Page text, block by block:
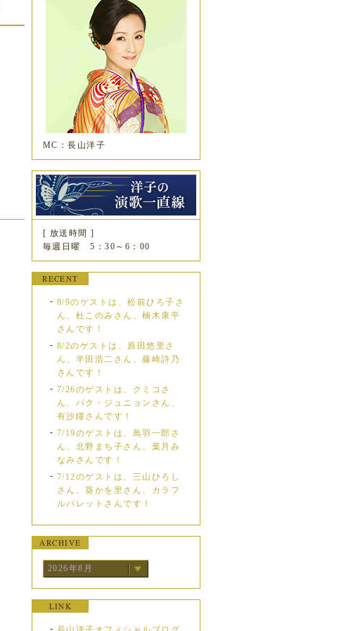
MC：長山洋子
[ 放送時間 ]
毎週日曜 5：30～6：00
RECENT
8/9のゲストは、松前ひろ子さ
ん、杜このみさん、楠木康平
さんです！
8/2のゲストは、原田悠里さ
ん、半田浩二さん、藤崎詩乃
さんです！
7/26のゲストは、クミコさ
ん、パク・ジュニョンさん、
有沙瞳さんです！
7/19のゲストは、鳥羽一郎さ
ん、北野まち子さん、葉月み
なみさんです！
7/12のゲストは、三山ひろし
さん、葵かを里さん、カラフ
ルパレットさんです！
ARCHIVE
2026年8月
LINK